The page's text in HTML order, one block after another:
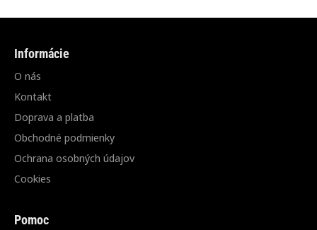
Informácie
O nás
Kontakt
Doprava a platba
Obchodné podmienky
Ochrana osobných údajov
Cookies
Pomoc